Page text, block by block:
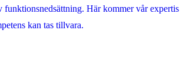
Här kommer vår expertis
kan tas tillvara.